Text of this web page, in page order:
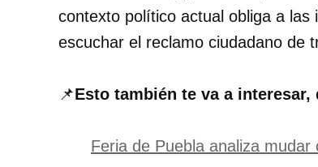
contexto político actual obliga a
escuchar el reclamo ciudadano de
📌Esto también te va a interesar,
Feria de Puebla analiza